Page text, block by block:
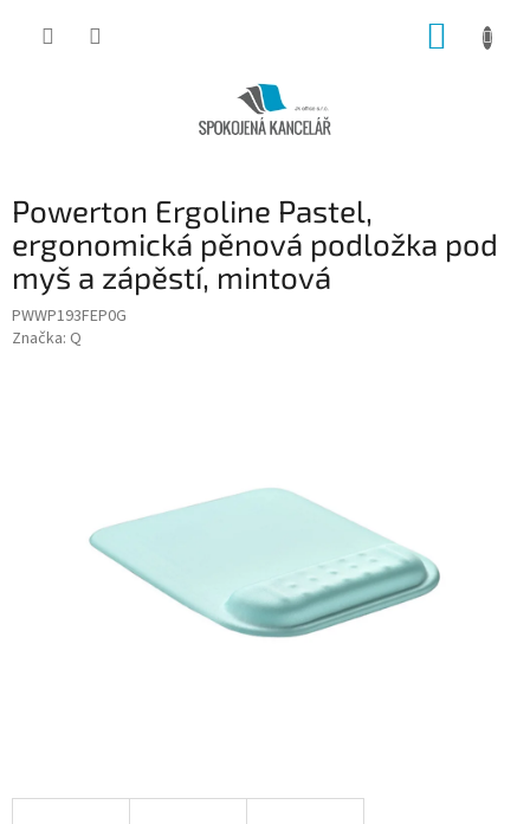
Powerton Ergoline Pastel,
ergonomická pěnová podložka pod
myš a zápěstí, mintová
PWWP193FEP0G
Značka: Q